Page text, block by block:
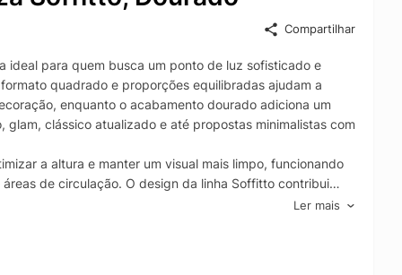
Compartilhar
ideal para quem busca um ponto de luz sofisticado e
quadrado e proporções equilibradas ajudam a
enquanto o acabamento dourado adiciona um
clássico atualizado e até propostas minimalistas com
a altura e manter um visual mais limpo, funcionando
de circulação. O design da linha Soffitto contribui
a criar uma atmosfera acolhedora tanto no dia a dia
projetos de interiores, harmonizando com
o padrão do ambiente e agrega sensação de
Ler mais